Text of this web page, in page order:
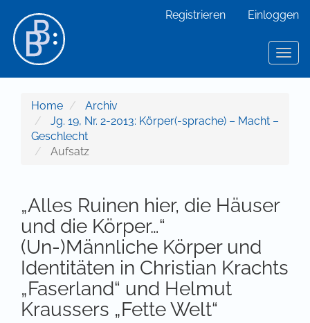
Hauptinhalt
Sidebar
Registrieren Einloggen
Home
Archiv
Jg. 19, Nr. 2-2013: Körper(-sprache) – Macht –
Geschlecht
Aufsatz
„Alles Ruinen hier, die Häuser
und die Körper…“
(Un-)Männliche Körper und
Identitäten in Christian Krachts
„Faserland“ und Helmut
Kraussers „Fette Welt“